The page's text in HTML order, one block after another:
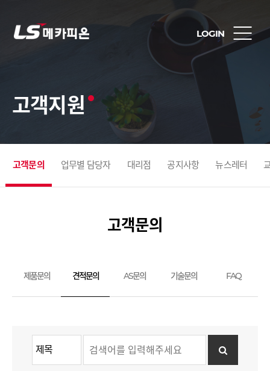
LOGIN
고객지원
고객문의 업무별 담당자 대리점 공지사항 뉴스레터
고객문의
제품문의 견적문의 AS문의 기술문의 FAQ